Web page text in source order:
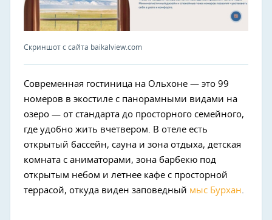
Скриншот с сайта baikalview.com
Современная гостиница на Ольхоне — это 99
номеров в экостиле с панорамными видами на
озеро — от стандарта до просторного семейного,
где удобно жить вчетвером. В отеле есть
открытый бассейн, сауна и зона отдыха, детская
комната с аниматорами, зона барбекю под
открытым небом и летнее кафе с просторной
террасой, откуда виден заповедный мыс Бурхан.